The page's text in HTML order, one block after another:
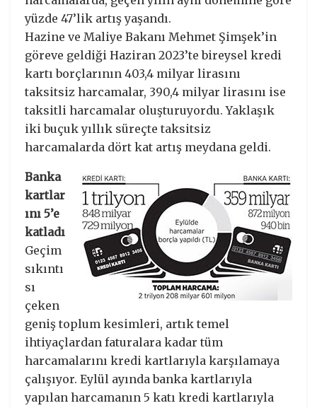
yüzde 47’lik artış yaşandı.
Hazine ve Maliye Bakanı Mehmet Şimşek’in
göreve geldiği Haziran 2023’te bireysel kredi
kartı borçlarının 403,4 milyar lirasını
taksitsiz harcamalar, 390,4 milyar lirasını ise
taksitli harcamalar oluşturuyordu. Yaklaşık
iki buçuk yıllık süreçte taksitsiz
harcamalarda dört kat artış meydana geldi.
Banka
kartlar
ını 5’e
katladı
Geçim
sıkıntı
sı
çeken
geniş toplum kesimleri, artık temel
ihtiyaçlardan faturalara kadar tüm
harcamalarını kredi kartlarıyla karşılamaya
çalışıyor. Eylül ayında banka kartlarıyla
yapılan harcamanın 5 katı kredi kartlarıyla